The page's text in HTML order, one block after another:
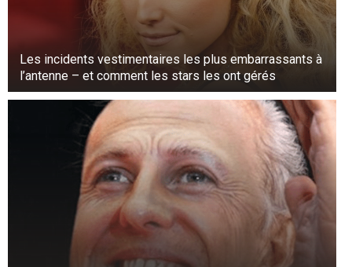
Les incidents vestimentaires les plus embarrassants à
l’antenne – et comment les stars les ont gérés